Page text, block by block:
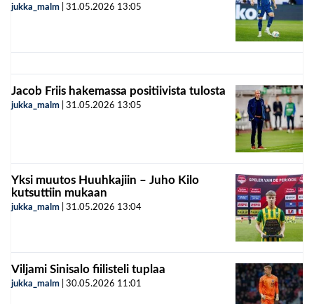
jukka_malm 31.05.2026 13:05
Jacob Friis hakemassa positiivista tulosta
jukka_malm 31.05.2026 13:05
Yksi muutos Huuhkajiin – Juho Kilo
kutsuttiin mukaan
jukka_malm 31.05.2026 13:04
Viljami Sinisalo fiilisteli tuplaa
jukka_malm 30.05.2026 11:01